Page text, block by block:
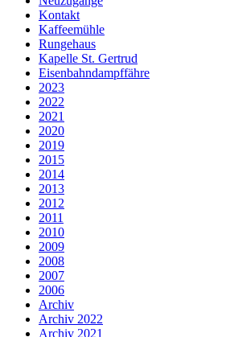
Kontakt
Kaffeemühle
Rungehaus
Kapelle St. Gertrud
Eisenbahndampffähre
2023
2022
2021
2020
2019
2015
2014
2013
2012
2011
2010
2009
2008
2007
2006
Archiv
Archiv 2022
Archiv 2021